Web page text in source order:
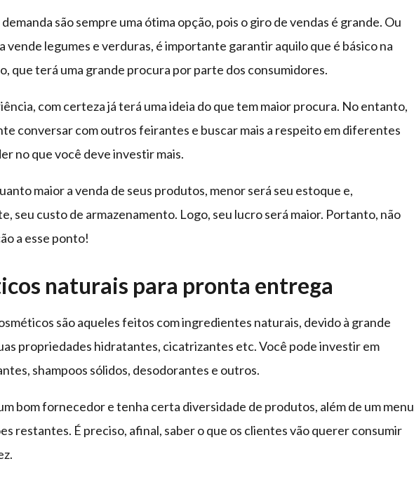
são sempre uma ótima opção, pois o giro de vendas é grande. Ou
vende legumes e verduras, é importante garantir aquilo que é básico na
que terá uma grande procura por parte dos consumidores.
com certeza já terá uma ideia do que tem maior procura. No entanto,
conversar com outros feirantes e buscar mais a respeito em diferentes
no que você deve investir mais.
maior a venda de seus produtos, menor será seu estoque e,
seu custo de armazenamento. Logo, seu lucro será maior. Portanto, não
a esse ponto!
naturais para pronta entrega
são aqueles feitos com ingredientes naturais, devido à grande
propriedades hidratantes, cicatrizantes etc. Você pode investir em
shampoos sólidos, desodorantes e outros.
bom fornecedor e tenha certa diversidade de produtos, além de um menu
restantes. É preciso, afinal, saber o que os clientes vão querer consumir